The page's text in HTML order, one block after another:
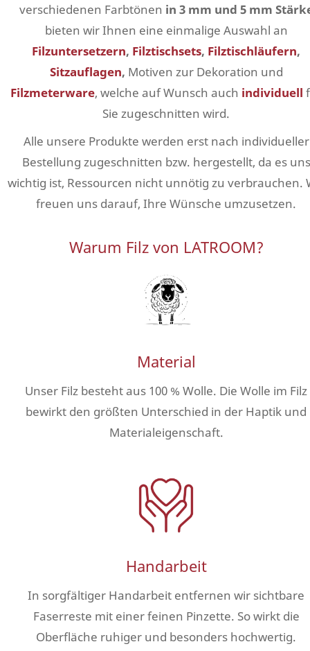
verschiedenen Farbtönen in 3 mm und 5 mm
bieten wir Ihnen eine einmalige Auswahl an
Filzuntersetzern, Filztischsets, Filztischläufern,
Sitzauflagen, Motiven zur Dekoration und
Filzmeterware, welche auf Wunsch auch individuell
Sie zugeschnitten wird.
Alle unsere Produkte werden erst nach individueller
Bestellung zugeschnitten bzw. hergestellt, da es uns
wichtig ist, Ressourcen nicht unnötig zu verbrauchen.
freuen uns darauf, Ihre Wünsche umzusetzen.
Warum Filz von LATROOM?
Material
Unser Filz besteht aus 100 % Wolle. Die Wolle im Filz
bewirkt den größten Unterschied in der Haptik und
Materialeigenschaft.
Handarbeit
In sorgfältiger Handarbeit entfernen wir sichtbare
Faserreste mit einer feinen Pinzette. So wirkt die
Oberfläche ruhiger und besonders hochwertig.